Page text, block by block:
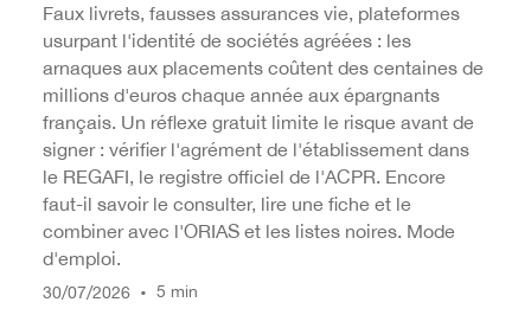
Faux livrets, fausses assurances vie, plateformes
usurpant l'identité de sociétés agréées : les
arnaques aux placements coûtent des centaines de
millions d'euros chaque année aux épargnants
français. Un réflexe gratuit limite le risque avant de
signer : vérifier l'agrément de l'établissement dans
le REGAFI, le registre officiel de l'ACPR. Encore
faut-il savoir le consulter, lire une fiche et le
combiner avec l'ORIAS et les listes noires. Mode
d'emploi.
30/07/2026 • 5 min